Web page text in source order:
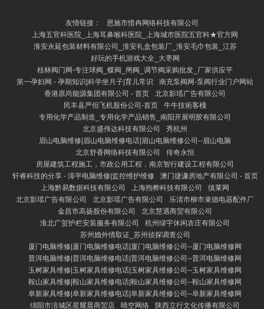
友情链接：
恩施市惜冉网络科技有限公司
上海五官科医院_上海耳鼻喉科医院_上海城市医院五官科★官方网
淮安永延包装材料有限公司_淮安礼盒包装厂_淮安毛巾包装_江苏
好玩的手机游戏大全_大枣网
桂林阀门网-专注球阀_蝶阀_闸阀_调节阀采购批发_厂家供应平
第一孕妇网 - 孕期知识|科学坐月子|育儿常识
南充泵阀网-泵阀行业门户网站
香港原尚能源集团有限公司 - 首页
北京影瑶广告有限公司
民丰县严但飞机股份公司-首页
牛牛技術客棧
专用化学产品制造_专用化学产品销售_南阳开展明胶有限公司
北京盛伟达科技有限公司
秀杭州
眉山电脑维修|眉山电脑维修电话|眉山电脑维修公司--眉山电脑
北京舒香网络科技有限公司
传奇永恒
房屋建筑工程施工，市政公用工程，南京智行建设工程有限公司
轩睿科技的分享 - 漳平电脑维修|监控维护维修
澳门捷谦房地产有限公司 - 首页
上海黔易数据科技有限公司
上海煦桦科技有限公司
缜莱网
北京影瑶广告有限公司
北京影瑶广告有限公司
乐清市柳市束德电器配件厂
金昌市高扬股份有限公司
北京慧遇商贸有限公司
淮北广贺护栏安装服务有限公司
杭州绿宇休闲农庄有限公司
苏州婚外情取证_苏州侦探调查公司
厦门电脑维修|厦门电脑维修电话|厦门电脑维修公司--厦门电脑维修网
普洱电脑维修|普洱电脑维修电话|普洱电脑维修公司--普洱电脑维修网
玉树家具维修|玉树家具维修电话|玉树家具维修公司--玉树家具维修网
鞍山家具维修|鞍山家具维修电话|鞍山家具维修公司--鞍山家具维修网
阜新家具维修|阜新家具维修电话|阜新家具维修公司--阜新家具维修网
绵阳市涪城区星耀晨商贸店
晴空网络 陕西立行文化传播有限公司